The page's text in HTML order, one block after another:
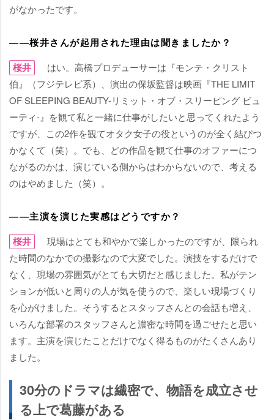
がなかったです。
――桜井さんが起用された理由は聞きましたか？
桜井
はい。高橋プロデューサーは『モンテ・クリスト
伯』（フジテレビ系）、演出の保坂監督は映画『THE LIMIT
OF SLEEPING BEAUTY-リミット・オブ・スリーピング ビュ
ーティ-』を観て私と一緒に仕事がしたいと思ってくれたよう
ですが、この2作を観てオタク女子の役というのが全く結びつ
かなくて（笑）。でも、どの作品を観て仕事のオファーにつ
ながるのかは、演じている側からはわからないので、考える
のはやめました（笑）。
――主演を演じた実感はどうですか？
桜井
現場はとても和やかで楽しかったのですが、限られ
た時間のなかでの撮影なので大変でした。演技をするだけで
なく、現場の雰囲気がとても大切だと感じました。私がテン
ションが低いと周りの人が気を使うので、楽しい現場づくり
を心がけました。そうするとスタッフさんとの会話も増え、
いろんな部署のスタッフさんと濃密な時間を過ごせたと思い
ます。主演を演じたことだけでなく得るものがたくさんあり
ました。
30分のドラマは繊密で、物語を成立させ
る上で葛藤がある